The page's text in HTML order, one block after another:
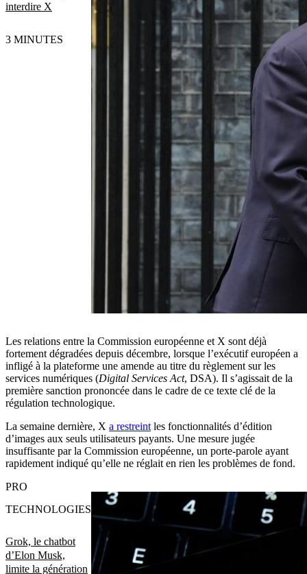
interdire X
3 MINUTES
Les relations entre la Commission européenne et X sont déjà
fortement dégradées depuis décembre, lorsque l’exécutif européen a
infligé à la plateforme une amende au titre du règlement sur les
services numériques (Digital Services Act, DSA). Il s’agissait de la
première sanction prononcée dans le cadre de ce texte clé de la
régulation technologique.
La semaine dernière, X a restreint les fonctionnalités d’édition
d’images aux seuls utilisateurs payants. Une mesure jugée
insuffisante par la Commission européenne, un porte-parole ayant
rapidement indiqué qu’elle ne réglait en rien les problèmes de fond.
Grok, le chatbot
d’Elon Musk,
limite la génération
PRO
TECHNOLOGIES